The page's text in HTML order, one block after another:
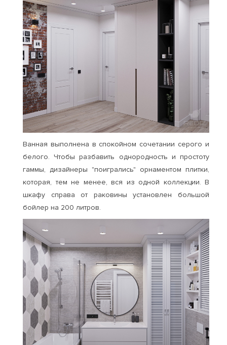
Ванная выполнена в спокойном сочетании серого и
белого. Чтобы разбавить однородность и простоту
гаммы, дизайнеры "поигрались" орнаментом плитки,
которая, тем не менее, вся из одной коллекции. В
шкафу справа от раковины установлен большой
бойлер на 200 литров.